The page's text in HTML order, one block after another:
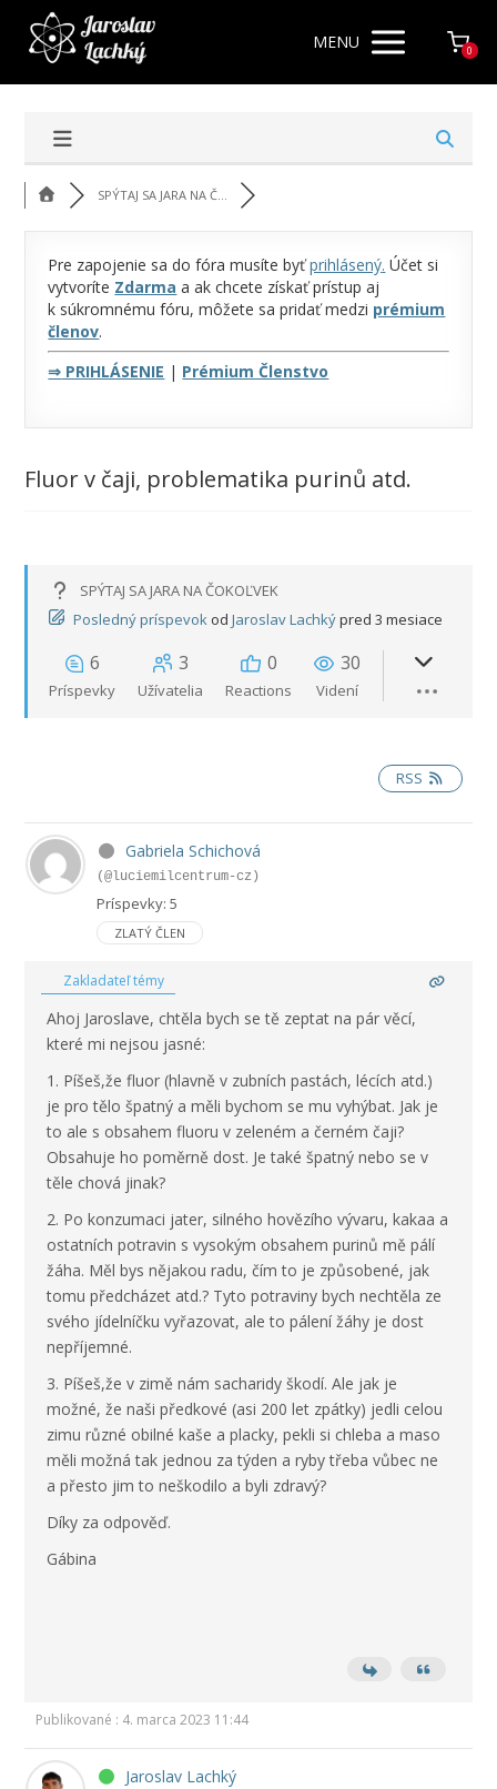
MENU 0
SPÝTAJ SA JARA NA Č...
Pre zapojenie sa do fóra musíte byťprihlásený. Účet si
vytvoríte Zdarma a ak chcete získať prístup aj
k súkromnému fóru, môžete sa pridať medzi prémium
členov.
⇒ PRIHLÁSENIE | Prémium Členstvo
Fluor v čaji, problematika purinů atd.
SPÝTAJ SA JARA NA ČOKOĽVEK
Posledný príspevok od Jaroslav Lachkýpred 3 mesiace
6
Príspevky
3
Užívatelia
0
Reactions
30
Videní
RSS
Gabriela Schichová
(@luciemilcentrum-cz)
Príspevky: 5
ZLATÝ ČLEN
Zakladateľ témy
Ahoj Jaroslave, chtěla bych se tě zeptat na pár věcí,
které mi nejsou jasné:
1. Píšeš,že fluor (hlavně v zubních pastách, lécích atd.)
je pro tělo špatný a měli bychom se mu vyhýbat. Jak je
to ale s obsahem fluoru v zeleném a černém čaji?
Obsahuje ho poměrně dost. Je také špatný nebo se v
těle chová jinak?
2. Po konzumaci jater, silného hovězího vývaru, kakaa a
ostatních potravin s vysokým obsahem purinů mě pálí
žáha. Měl bys nějakou radu, čím to je způsobené, jak
tomu předcházet atd.? Tyto potraviny bych nechtěla ze
svého jídelníčku vyřazovat, ale to pálení žáhy je dost
nepříjemné.
3. Píšeš,že v zimě nám sacharidy škodí. Ale jak je
možné, že naši předkové (asi 200 let zpátky) jedli celou
zimu různé obilné kaše a placky, pekli si chleba a maso
měli možná tak jednou za týden a ryby třeba vůbec ne
a přesto jim to neškodilo a byli zdravý?
Díky za odpověď.
Gábina
Publikované : 4. marca 2023 11:44
Jaroslav Lachký